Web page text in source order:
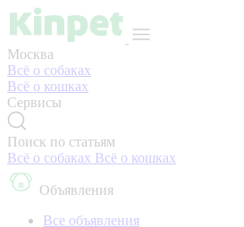
Москва
Всё о собаках
Всё о кошках
Сервисы
Поиск по статьям
Всё о собаках Всё о кошках
Объявления
Все объявления